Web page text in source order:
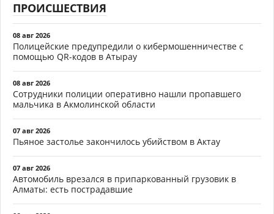
ПРОИСШЕСТВИЯ
08 авг 2026
Полицейские предупредили о кибермошенничестве с
помощью QR-кодов в Атырау
08 авг 2026
Сотрудники полиции оперативно нашли пропавшего
мальчика в Акмолинской области
07 авг 2026
Пьяное застолье закончилось убийством в Актау
07 авг 2026
Автомобиль врезался в припаркованный грузовик в
Алматы: есть пострадавшие